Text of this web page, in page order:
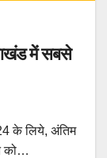
में सबसे
के लिये, अंतिम
को…